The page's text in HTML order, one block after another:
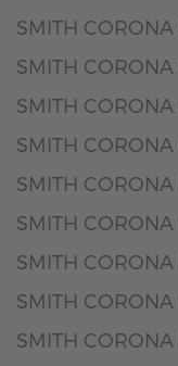
SMITH CORONA
SMITH
SMITH
SMITH
SMITH
SMITH
SMITH
SMITH
SMITH CORONA